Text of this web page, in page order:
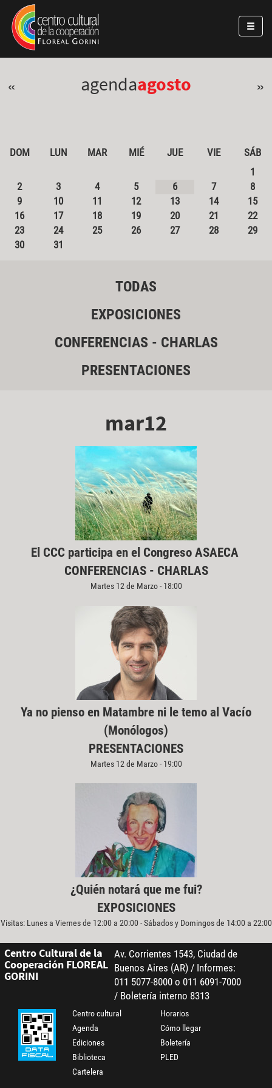
Pasar al contenido principal
Jump to main content
« agendaagosto »
DOM LUN MAR MIÉ JUE VIE
SÁB
1
2
3 4 5 6 7
8
9
10 11 12 13 14
15
16
17 18 19 20 21
22
23
24 25 26 27 28
29
30
31
TODAS
EXPOSICIONES
CONFERENCIAS - CHARLAS
PRESENTACIONES
mar12
El CCC participa en el Congreso ASAECA
CONFERENCIAS - CHARLAS
Martes 12 de Marzo - 18:00
Ya no pienso en Matambre ni le temo al Vacío
(Monólogos)
PRESENTACIONES
Martes 12 de Marzo - 19:00
¿Quién notará que me fui?
EXPOSICIONES
Visitas: Lunes a Viernes de 12:00 a 20:00 - Sábados y Domingos de 14:00 a 22:00
Centro Cultural de la
Cooperación FLOREAL
GORINI
Av. Corrientes 1543, Ciudad de
Buenos Aires (AR) / Informes:
011 5077-8000 o 011 6091-7000
/ Boletería interno 8313
Centro cultural
Agenda
Ediciones
Biblioteca
Cartelera
Horarios
Cómo llegar
Boletería
PLED